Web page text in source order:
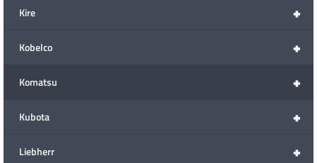
+
Kire
+
Kobelco
+
Komatsu
+
Kubota
+
Liebherr